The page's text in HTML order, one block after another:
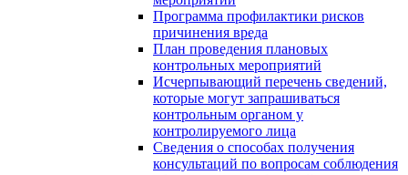
Программа профилактики рисков
причинения вреда
План проведения плановых
контрольных мероприятий
Исчерпывающий перечень сведений,
которые могут запрашиваться
контрольным органом у
контролируемого лица
Сведения о способах получения
консультаций по вопросам соблюдения